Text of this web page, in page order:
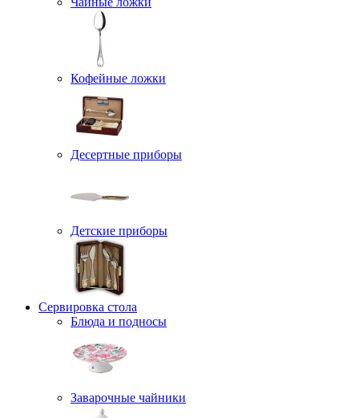
Кофейные ложки
Десертные приборы
Детские приборы
Сервировка стола
Блюда и подносы
Заварочные чайники